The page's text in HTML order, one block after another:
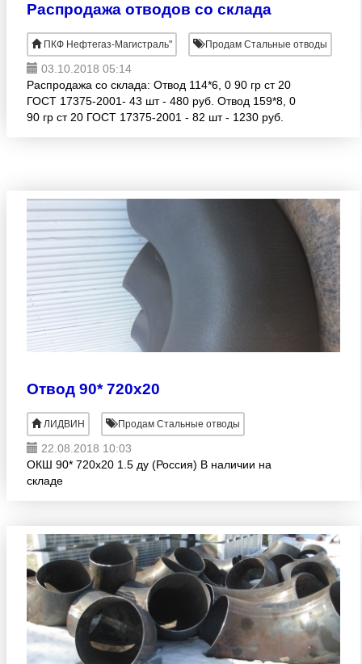
Распродажа отводов со склада
ПКФ Нефтегаз-Магистраль" Продам Стальные отводы
03.10.2018 05:14
Распродажа со склада: Отвод 114*6, 0 90 гр ст 20
ГОСТ 17375-2001- 43 шт - 480 руб. Отвод 159*8, 0
90 гр ст 20 ГОСТ 17375-2001 - 82 шт - 1230 руб.
Отвод 90* 720х20
ЛИДВИН Продам Стальные отводы
22.08.2018 10:03
ОКШ 90* 720х20 1.5 ду (Россия) В наличии на
складе